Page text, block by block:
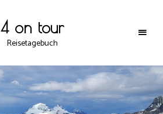
4 on tour
Reisetagebuch